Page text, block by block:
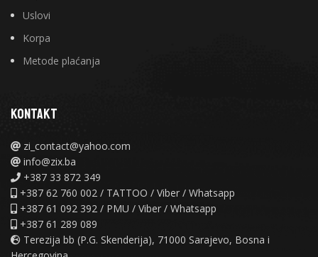
Uslovi
Korpa
Metode plaćanja
KONTAKT
zi_contact@yahoo.com
info@zix.ba
+387 33 872 349
+387 62 760 002 / TATTOO / Viber / Whatsapp
+387 61 092 392 / PMU / Viber / Whatsapp
+387 61 289 089
Terezija bb (P.G. Skenderija), 71000 Sarajevo, Bosna i